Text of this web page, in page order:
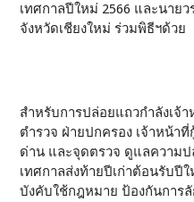
เทศกาลปีใหม่ 2566 และนาย
จังหวัดเชียงใหม่ ร่วมพิธีฯด้วย
สำหรับการปล่อยแถวกำลังเจ้
ตำรวจ ฝ่ายปกครอง เจ้าหน้า
ด่าน และจุดตรวจ ดูแลความ
เทศกาลส่งท้ายปีเก่าต้อนรับปี
บังคับใช้กฎหมาย ป้องกันการ